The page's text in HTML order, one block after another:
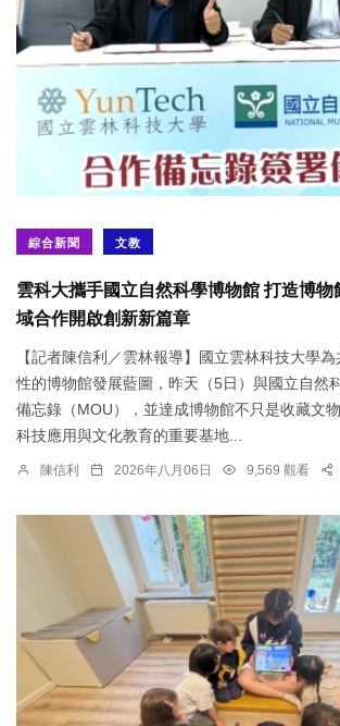
綜合新聞 文教
雲科大攜手國立自然科學博物館 打造博物
域合作開啟創新新篇章
【記者陳信利／雲林報導】國立雲林科技大學
性的博物館發展藍圖，昨天（5日）與國立自然
備忘錄（MOU），並達成博物館不只是收藏文
科技應用與文化教育的重要基地...
陳信利 2026年八月06日 9,569 觀看